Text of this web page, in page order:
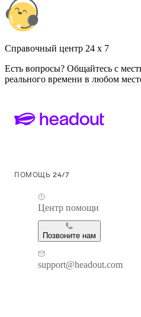
Cправочный центр 24 x 7
Есть вопросы? Общайтесь с
реального времени в любом
ПОМОЩЬ 24/7
Центр помощи
Позвоните нам
support@headout.com